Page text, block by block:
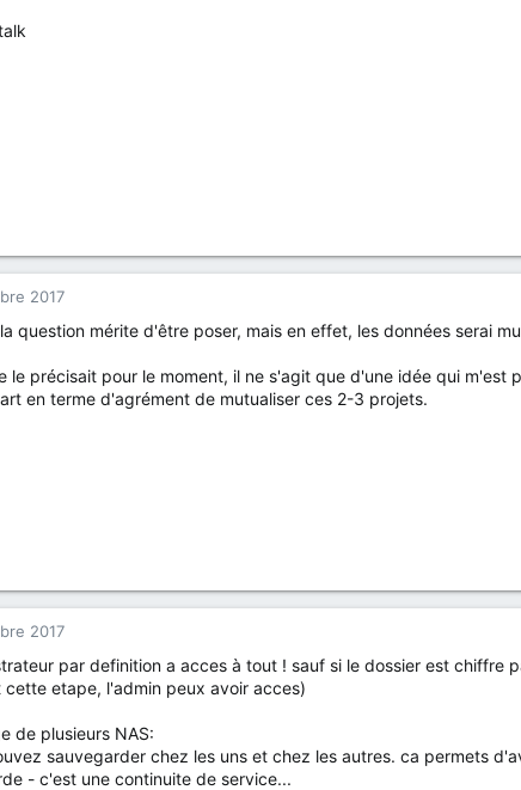
2017
question mérite d'être poser, mais en effet, les données serai
le précisait pour le moment, il ne s'agit que d'une idée qui
en terme d'agrément de mutualiser ces 2-3 projets.
2017
par definition a acces à tout ! sauf si le dossier est
cette etape, l'admin peux avoir acces)
de plusieurs NAS:
sauvegarder chez les uns et chez les autres. ca permets
- c'est une continuite de service...